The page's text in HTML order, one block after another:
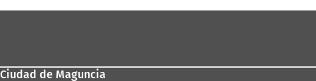
Ciudad de Maguncia